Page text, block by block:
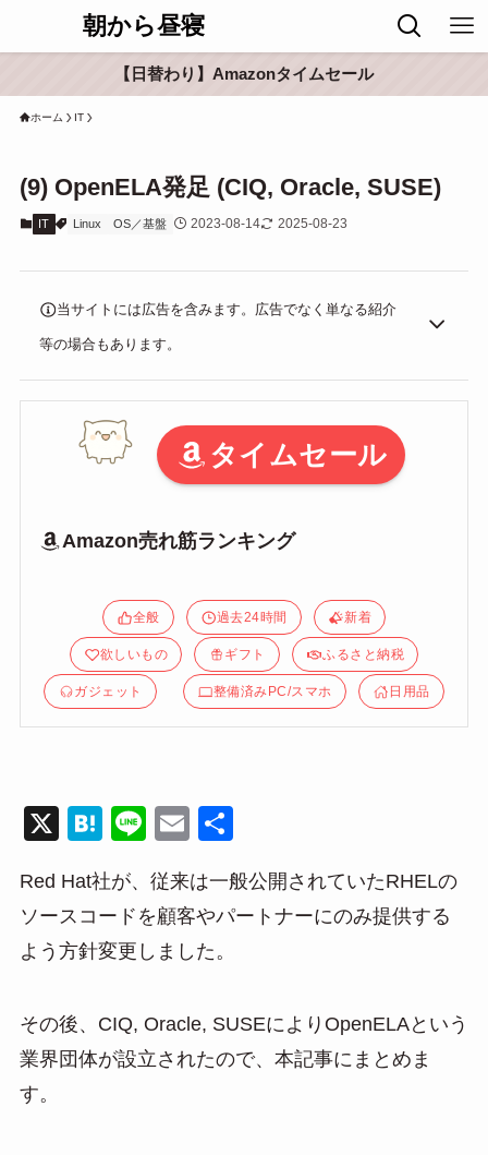
朝から昼寝
【日替わり】Amazonタイムセール
ホーム IT
(9) OpenELA発足 (CIQ, Oracle, SUSE)
IT Linux OS／基盤 2023-08-14 2025-08-23
当サイトには広告を含みます。広告でなく単なる紹介
等の場合もあります。
タイムセール
Amazon売れ筋ランキング
全般 過去24時間 新着
欲しいもの ギフト ふるさと納税
ガジェット 整備済みPC/スマホ 日用品
X
H
e
n
a
Li
e
E
ail
Red Hat社が、従来は一般公開されていたRHELの
ソースコードを顧客やパートナーにのみ提供する
よう方針変更しました。
その後、CIQ, Oracle, SUSEによりOpenELAという
業界団体が設立されたので、本記事にまとめま
す。